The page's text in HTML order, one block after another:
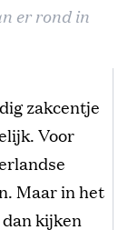
er rond in
zakcentje
Voor
Maar in het
kijken